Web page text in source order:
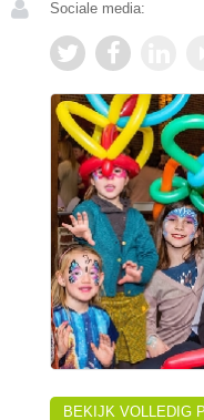
Sociale media:
BEKIJK VOLLEDIG